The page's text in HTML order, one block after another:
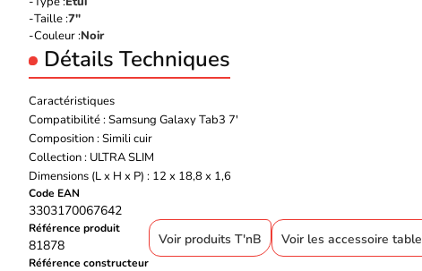
Taille :7"
Couleur :Noir
Détails Techniques
Caractéristiques
Compatibilité : Samsung Galaxy Tab3 7'
Composition : Simili cuir
Collection : ULTRA SLIM
Dimensions (L x H x P) : 12 x 18,8 x 1,6
Code EAN
3303170067642
Référence produit
81878
Référence constructeur
Voir produits T'nB Voir les accessoire